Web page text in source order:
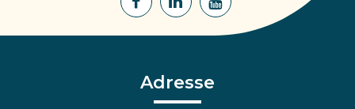
Lien
Facebook
Lien
Linkedin
Lien
Adresse